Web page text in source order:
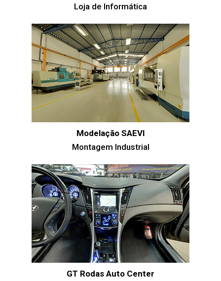
Loja de Informática
Modelação SAEVI
Montagem Industrial
GT Rodas Auto Center